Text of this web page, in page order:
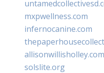
mxpwellness.com
infernocanine.com
allisonwillisholley.com
solslite.org